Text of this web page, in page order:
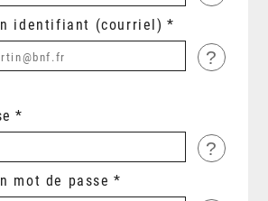
identifiant (courriel)
?
?
mot de passe